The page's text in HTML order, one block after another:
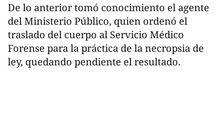
De lo anterior tomó conocimiento el agente
del Ministerio Público, quien ordenó el
traslado del cuerpo al Servicio Médico
Forense para la práctica de la necropsia de
ley, quedando pendiente el resultado.